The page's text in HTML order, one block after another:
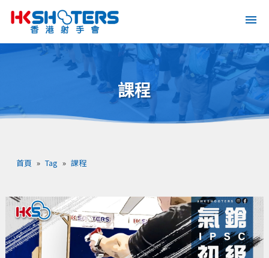
課程
首頁 » Tag » 課程